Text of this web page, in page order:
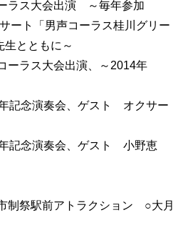
ラス大会出演 ～毎年参加
ート「男声コーラス桂川グリー
生とともに～
ーラス大会出演、～2014年
記念演奏会、ゲスト オクサー
記念演奏会、ゲスト 小野恵
制祭駅前アトラクション ○大月